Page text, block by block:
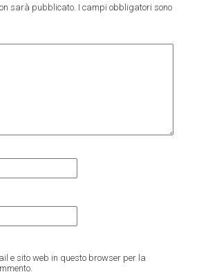
sarà pubblicato. I campi obbligatori sono
e sito web in questo browser per la